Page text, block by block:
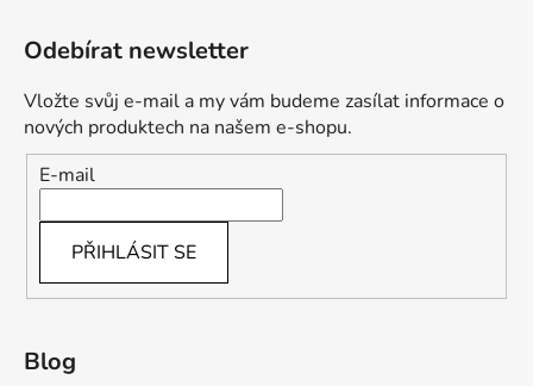
Odebírat newsletter
Vložte svůj e-mail a my vám budeme zasílat informace o
nových produktech na našem e-shopu.
E-mail
PŘIHLÁSIT SE
Blog